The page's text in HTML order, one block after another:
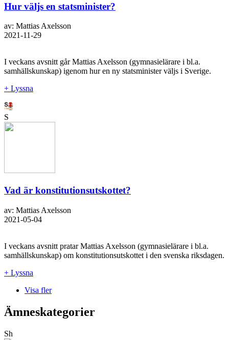
Hur väljs en statsminister?
av: Mattias Axelsson
2021-11-29
I veckans avsnitt går Mattias Axelsson (gymnasielärare i bl.a.
samhällskunskap) igenom hur en ny statsminister väljs i Sverige.
+ Lyssna
S
Vad är konstitutionsutskottet?
av: Mattias Axelsson
2021-05-04
I veckans avsnitt pratar Mattias Axelsson (gymnasielärare i bl.a.
samhällskunskap) om konstitutionsutskottet i den svenska riksdagen.
+ Lyssna
Visa fler
Ämneskategorier
Sh